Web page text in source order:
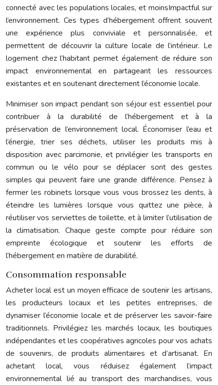
connecté avec les populations locales, et moinsImpactful sur
l’environnement. Ces types d’hébergement offrent souvent
une expérience plus conviviale et personnalisée, et
permettent de découvrir la culture locale de l’intérieur. Le
logement chez l’habitant permet également de réduire son
impact environnemental en partageant les ressources
existantes et en soutenant directement l’économie locale.
Minimiser son impact pendant son séjour est essentiel pour
contribuer à la durabilité de l’hébergement et à la
préservation de l’environnement local. Économiser l’eau et
l’énergie, trier ses déchets, utiliser les produits mis à
disposition avec parcimonie, et privilégier les transports en
commun ou le vélo pour se déplacer sont des gestes
simples qui peuvent faire une grande différence. Pensez à
fermer les robinets lorsque vous vous brossez les dents, à
éteindre les lumières lorsque vous quittez une pièce, à
réutiliser vos serviettes de toilette, et à limiter l’utilisation de
la climatisation. Chaque geste compte pour réduire son
empreinte écologique et soutenir les efforts de
l’hébergement en matière de durabilité.
Consommation responsable
Acheter local est un moyen efficace de soutenir les artisans,
les producteurs locaux et les petites entreprises, de
dynamiser l’économie locale et de préserver les savoir-faire
traditionnels. Privilégiez les marchés locaux, les boutiques
indépendantes et les coopératives agricoles pour vos achats
de souvenirs, de produits alimentaires et d’artisanat. En
achetant local, vous réduisez également l’impact
environnemental lié au transport des marchandises, vous